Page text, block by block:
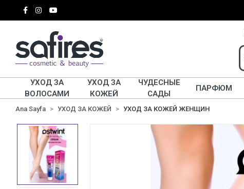
УХОД ЗА
ВОЛОСАМИ
УХОД ЗА
КОЖЕЙ
ЧУДЕСНЫЕ
САДЫ
ПАРФЮМ
Ana Sayfa УХОД ЗА КОЖЕЙ УХОД ЗА КОЖЕЙ ЖЕНЩИН